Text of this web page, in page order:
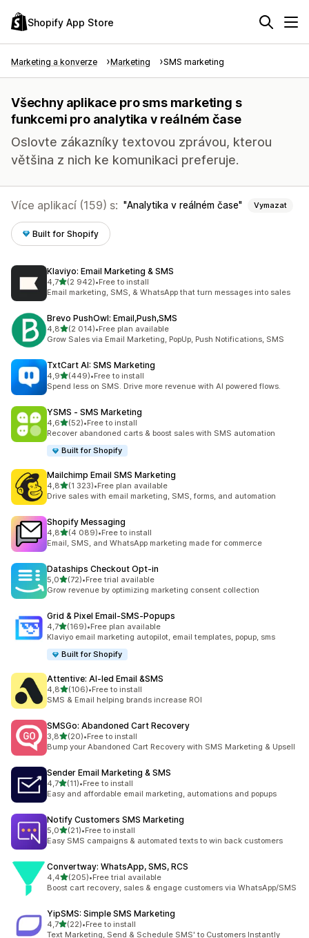
Shopify App Store
Marketing a konverze Marketing SMS marketing
Všechny aplikace pro sms marketing s
funkcemi pro analytika v reálném čase
Oslovte zákazníky textovou zprávou, kterou
většina z nich ke komunikaci preferuje.
Více aplikací (159) s: Analytika v reálném čase Vymazat
Built for Shopify
Klaviyo: Email Marketing & SMS
4,7z 5 hvězd
(2 942)
Celkový počet recenzí: 2942
•Free to install
Email marketing, SMS, & WhatsApp that turn messages into sales
Brevo PushOwl: Email,Push,SMS
4,8z 5 hvězd
(2 014)
Celkový počet recenzí: 2014
•Free plan available
Grow Sales via Email Marketing, PopUp, Push Notifications, SMS
TxtCart AI: SMS Marketing
4,9z 5 hvězd
(449)
Celkový počet recenzí: 449
•Free to install
Spend less on SMS. Drive more revenue with AI powered flows.
YSMS ‑ SMS Marketing
4,6z 5 hvězd
(52)
Celkový počet recenzí: 52
•Free to install
Recover abandoned carts & boost sales with SMS automation
Built for Shopify
Mailchimp Email SMS Marketing
4,8z 5 hvězd
(1 323)
Celkový počet recenzí: 1323
•Free plan available
Drive sales with email marketing, SMS, forms, and automation
Shopify Messaging
4,8z 5 hvězd
(4 089)
Celkový počet recenzí: 4089
•Free to install
Email, SMS, and WhatsApp marketing made for commerce
Dataships Checkout Opt‑in
5,0z 5 hvězd
(72)
Celkový počet recenzí: 72
•Free trial available
Grow revenue by optimizing marketing consent collection
Grid & Pixel Email‑SMS‑Popups
4,7z 5 hvězd
(169)
Celkový počet recenzí: 169
•Free plan available
Klaviyo email marketing autopilot, email templates, popup, sms
Built for Shopify
Attentive: AI‑led Email &SMS
4,8z 5 hvězd
(106)
Celkový počet recenzí: 106
•Free to install
SMS & Email helping brands increase ROI
SMSGo: Abandoned Cart Recovery
3,8z 5 hvězd
(20)
Celkový počet recenzí: 20
•Free to install
Bump your Abandoned Cart Recovery with SMS Marketing & Upsell
Sender Email Marketing & SMS
4,7z 5 hvězd
(11)
Celkový počet recenzí: 11
•Free to install
Easy and affordable email marketing, automations and popups
Notify Customers SMS Marketing
5,0z 5 hvězd
(21)
Celkový počet recenzí: 21
•Free to install
Easy SMS campaigns & automated texts to win back customers
Convertway: WhatsApp, SMS, RCS
4,4z 5 hvězd
(205)
Celkový počet recenzí: 205
•Free trial available
Boost cart recovery, sales & engage customers via WhatsApp/SMS
YipSMS: Simple SMS Marketing
4,7z 5 hvězd
(22)
Celkový počet recenzí: 22
•Free to install
Text Marketing, Send & Schedule SMS' to Customers Instantly